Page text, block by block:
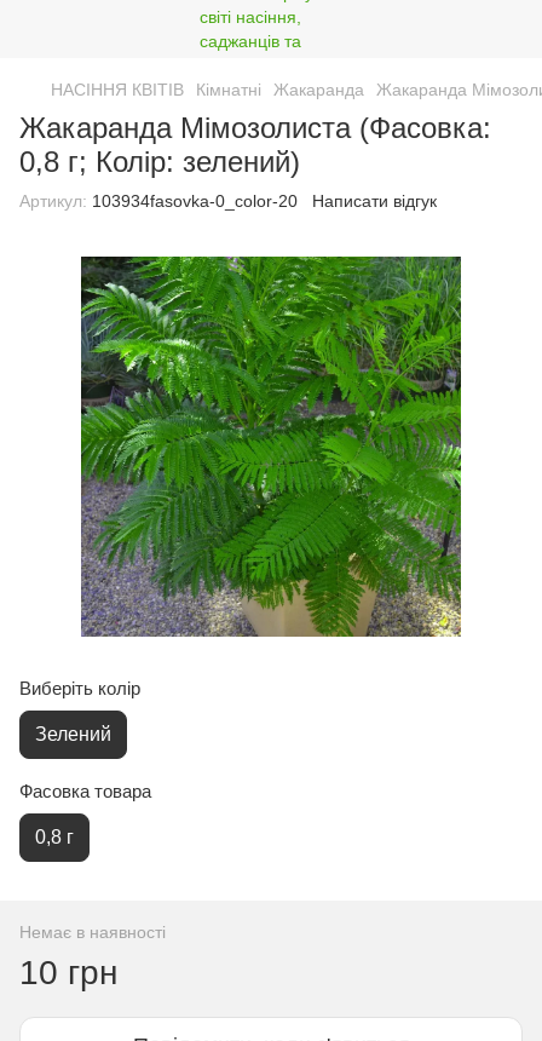
НАСІННЯ КВІТІВ Кімнатні Жакаранда Жакаранда
Жакаранда Мімозолиста (Фасовка:
0,8 г; Колір: зелений)
Артикул: 103934fasovka-0_color-20 Написати відгук
Виберіть колір
Зелений
Фасовка товара
0,8 г
Немає в наявності
10 грн